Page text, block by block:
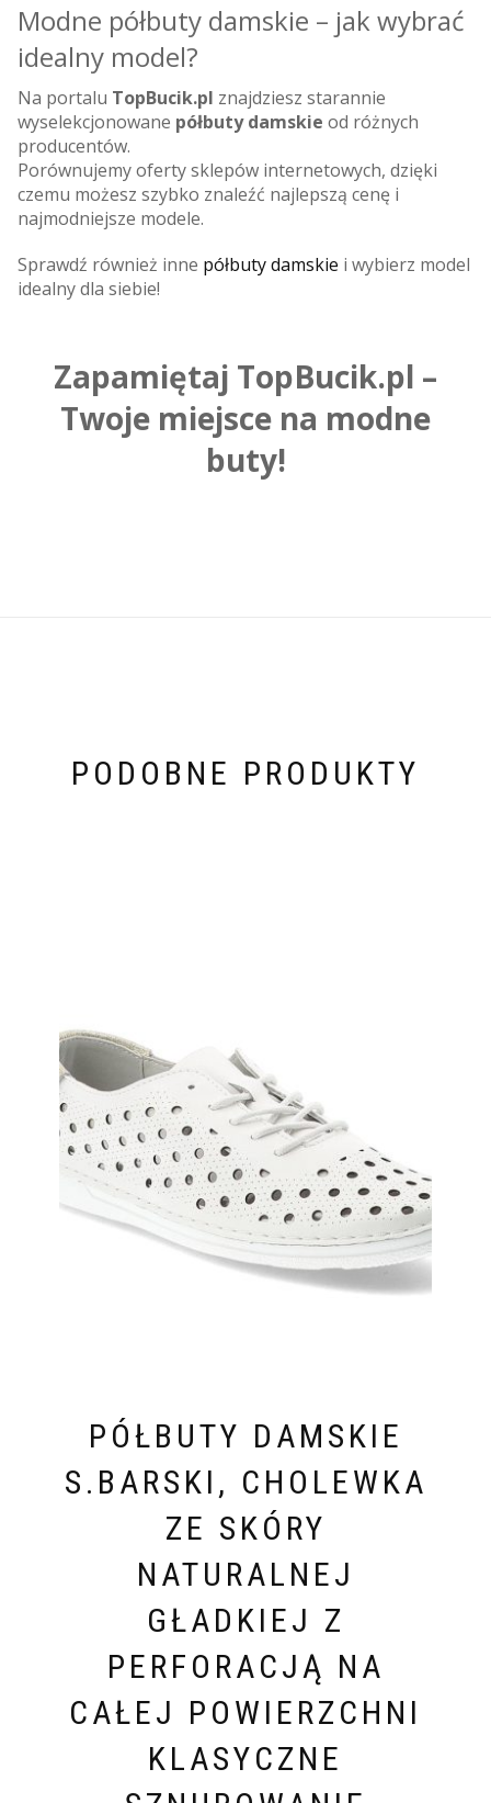
Modne półbuty damskie – jak wybrać
idealny model?
Na portalu TopBucik.pl znajdziesz starannie
wyselekcjonowane półbuty damskie od różnych
producentów.
Porównujemy oferty sklepów internetowych, dzięki
czemu możesz szybko znaleźć najlepszą cenę i
najmodniejsze modele.
Sprawdź również inne półbuty damskie i wybierz model
idealny dla siebie!
Zapamiętaj TopBucik.pl –
Twoje miejsce na modne
buty!
PODOBNE PRODUKTY
PÓŁBUTY DAMSKIE
S.BARSKI, CHOLEWKA
ZE SKÓRY
NATURALNEJ
GŁADKIEJ Z
PERFORACJĄ NA
CAŁEJ POWIERZCHNI
KLASYCZNE